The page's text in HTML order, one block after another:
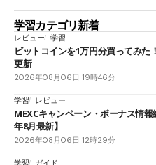
学習カテゴリ新着
レビュー 学習
ビットコインを1万円分買ってみた
更新
2026年08月06日 19時46分
学習 レビュー
MEXCキャンペーン・ボーナス情報
年8月最新】
2026年08月06日 12時29分